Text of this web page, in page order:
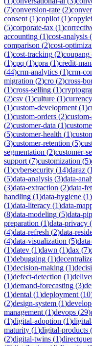
(7)conversion-rate (2)
consent (1)copilot (1)
(5)corporate-tax (1)
accounting (1)cost-analysis (
comparison (2)cost-
(1)cost-tracking (2)coupang
(1)cpq (1)cpra (1)credit-
(44)crm-analytics (1)crm-
migration (2)cro (2)cross-
(1)cross-selling (1)
(2)csv (1)culture (1)currency
(1)custom-development (1)
(1)custom-orders (2)
(2)customer-data (1)
(5)customer-health (1)
(3)customer-retention (5)
segmentation (2)customer-
support (7)customization (5)
(1)cybersecurity (14)daraz (1
(5)data-analysis (3)data-
(3)data-extraction (2)data-
handling (1)data-hygiene (1)
(1)data-literacy (1)data-
(8)data-modeling (5)data-
preparation (1)data-privacy (
(4)data-refresh (2)data-
(4)data-visualization (5)
(1)datev (1)dawn (1)dax (7)
(1)debugging (1)
(1)decision-making (1)
(1)defect-detection (1)
(1)demand-forecasting (3)
(1)dental (1)deployment (10
(2)design-system (1)
management (1)devops (29)
(1)digital-adoption (1)
maturity (1)digital-products (
(2)digital-twins (1)